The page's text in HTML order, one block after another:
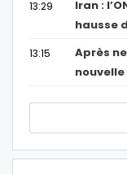
13:29
Iran :
hausse
13:15
Après